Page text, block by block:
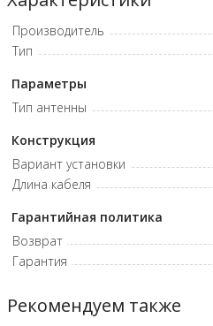
большинством
Производитель
Тип
Параметры
Тип антенны
Конструкция
Вариант установки
Длина кабеля
Гарантийная политика
Возврат
Гарантия
Рекомендуем также